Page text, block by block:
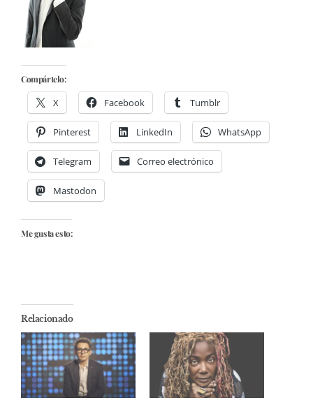
Compártelo:
X Facebook Tumblr
Pinterest LinkedIn WhatsApp
Telegram Correo electrónico
Mastodon
Me gusta esto:
Relacionado